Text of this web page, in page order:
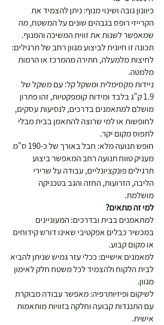
כיוונון גובה ושינוי מנוף: ניתן להצמיד את
הקרייזי רופס בגבהים שונים על המשטח, מה
שמאפשר לשנות את זווית המשיכה והמנוף.
תכונה זו חיונית לביצוע מגוון רחב של תרגילים:
לחיצות מלמעלה, חתירה מהמרכז או הרמות
מלמטה.
ניידות מקסימלית ומשקל קל: עם משקל של
1.9 ק"ג בלבד ומידות קומפקטיות, זהו פתרון
מושלם למתאמנים בדרכים, לנסיעות עסקים,
לחופשות או למי שרוצה להתאמן בבית מבלי
לתפוס מקום יקר.
חופש תנועה מלא: חבל באורך של כ-190 ס"מ
מעניק טווח תנועה רחב המאפשר ביצוע
תרגילים פונקציונליים, עבודה על שרירי
הליבה, הזרועות, החזה והגב בטכניקה
מושלמת.
למי זה מתאים?
למתאמנים בבית ובדרכים: המעוניינים
במכשיר כבלים אפקטיבי שאינו דורש קידוחים
או מקום קבוע.
למאמנים אישיים: ככלי עזר גמיש שניתן להביא
לבית הלקוח ולהצמיד לכל משטח חלק לאימון
מגוון.
לשיקום ופיזיותרפיה: מאפשר עבודה מבוקרת
עם התנגדות קבועה וחלקה בזוויות מותאמות
אישית.